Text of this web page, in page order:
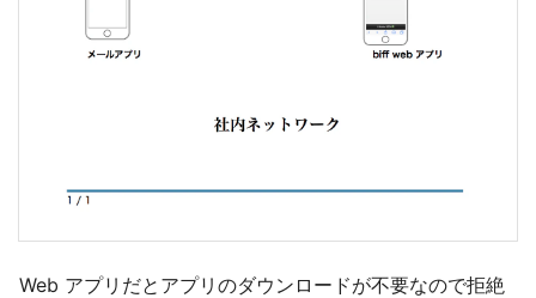
Web アプリだとアプリのダウンロードが不要なので拒絶